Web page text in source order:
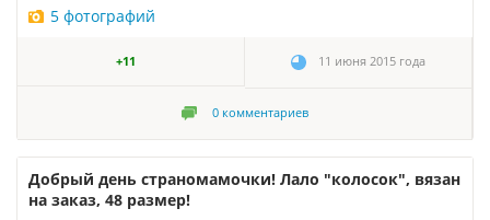
5 фотографий
+11 11 июня 2015 года
0 комментариев
Добрый день страномамочки! Лало "колосок", вязан
на заказ, 48 размер!